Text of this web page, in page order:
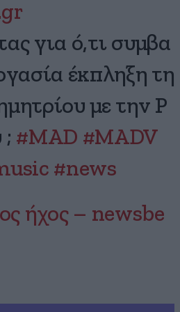
για ό,τι συμβα
έκπληξη τη
με την Ρ
; #MAD #MADV
#news
ήχος – newsbe